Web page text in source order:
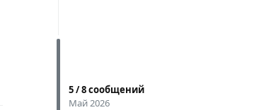
5/8сообщений
Май 2026